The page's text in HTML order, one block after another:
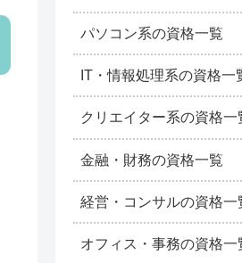
パソコン系の資格一覧
IT・情報処理系の資格一
クリエイター系の資格一
金融・財務の資格一覧
経営・コンサルの資格一
オフィス・事務の資格一